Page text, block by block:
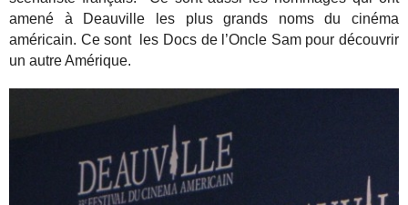
amené à Deauville les plus grands noms du cinéma
américain. Ce sont les Docs de l’Oncle Sam pour découvrir
un autre Amérique.